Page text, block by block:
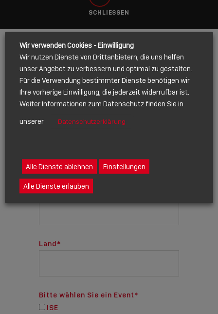
SCHLIESSEN
Name *
Telefon
Unternehmen*
Land*
Bitte wählen Sie ein Event*
ISE
Wir verwenden Cookies - Einwilligung
Wir nutzen Dienste von Drittanbietern, die uns helfen
unser Angebot zu verbessern und optimal zu gestalten.
Für die Verwendung bestimmter Dienste benötigen wir
Ihre vorherige Einwilligung, die jederzeit widerrufbar ist.
Weiter Informationen zum Datenschutz finden Sie in
unserer
Datenschutzerklärung
Alle Dienste ablehnen Einstellungen
Alle Dienste erlauben